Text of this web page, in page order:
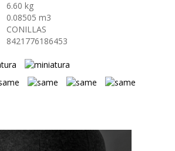
6.60 kg
0.08505 m3
CONILLAS
8421776186453